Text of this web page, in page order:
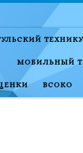
МОБИЛЬНЫЙ
ВСОКО